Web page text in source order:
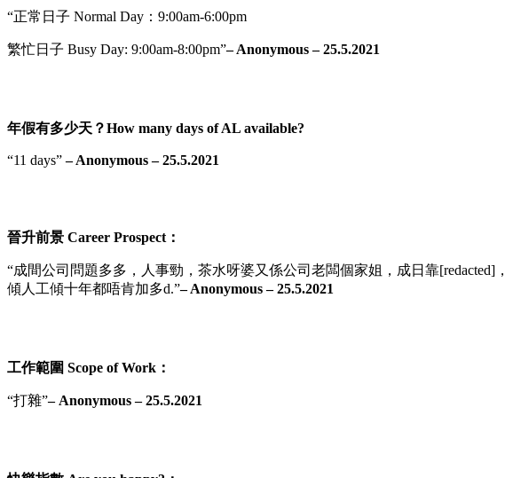
“正常日子 Normal Day：9:00am-6:00pm
繁忙日子 Busy Day: 9:00am-8:00pm”– Anonymous – 25.5.2021
年假有多少天？How many days of AL available?
“11 days”– Anonymous – 25.5.2021
晉升前景 Career Prospect：
“成間公司問題多多，人事勁，茶水呀婆又係公司老闆個家姐，成日靠
傾人工傾十年都唔肯加多d.”– Anonymous – 25.5.2021
工作範圍 Scope of Work：
“打雜”– Anonymous – 25.5.2021